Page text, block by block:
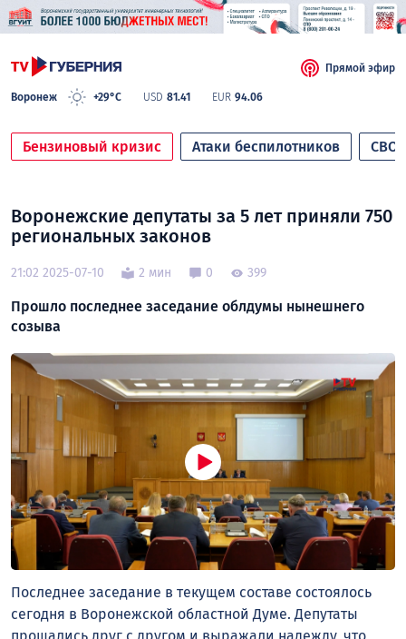
Воронеж +29°C USD 81.41 EUR 94.06
Прямой эфир
Бензиновый кризис Атаки беспилотников СВО
Воронежские депутаты за 5 лет приняли 750
региональных законов
21:02 2025-07-10 2 мин 0 399
Прошло последнее заседание облдумы нынешнего
созыва
Последнее заседание в текущем составе состоялось
сегодня в Воронежской областной Думе. Депутаты
прощались друг с другом и выражали надежду, что